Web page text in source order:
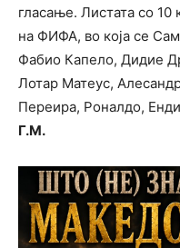
гласање. Листата со 10
на ФИФА, во која се
Фабио Капело, Дидие
Лотар Матеус,
Переира, Роналдо,
Г.М.